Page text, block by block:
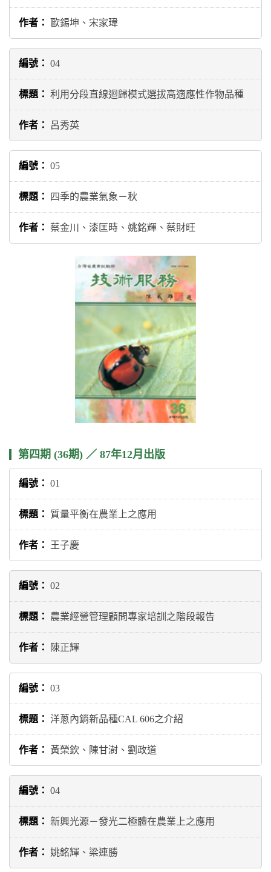
歐錫坤、宋家瑋
04
利用分段直線迴歸模式選拔高適應性作物品種
呂秀英
05
四季的農業氣象－秋
蔡金川、漆匡時、姚銘輝、蔡財旺
第四期 (36期) ／ 87年12月出版
01
質量平衡在農業上之應用
王子慶
02
農業經營管理顧問專家培訓之階段報告
陳正輝
03
洋蔥內銷新品種CAL 606之介紹
黃榮欽、陳甘澍、劉政道
04
新興光源－發光二極體在農業上之應用
姚銘輝、梁連勝